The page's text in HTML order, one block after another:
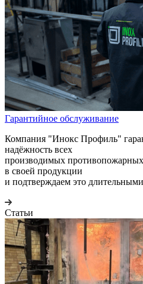
Гарантийное обслуживание
Компания "Инокс Профиль"
надёжность всех
производимых
в своей продукции
и подтверждаем это
Статьи